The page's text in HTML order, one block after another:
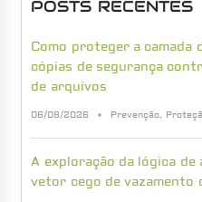
POSTS RECENTES
Como proteger a camada
cópias de segurança
de arquivos
06/08/2026 Prevenção,
A exploração da lógica de
vetor cego de vazamento